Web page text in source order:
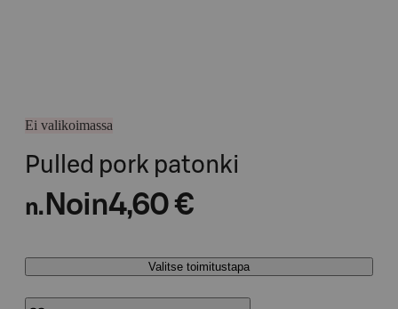
Ei valikoimassa
Pulled pork patonki
n. Noin4,60 €
Valitse toimitustapa